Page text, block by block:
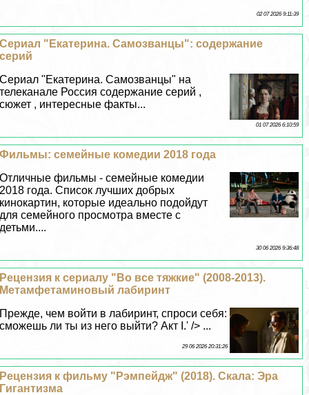
02 07 2026 9:11:39
Сериал "Екатерина. Самозванцы": содержание
серий
Сериал "Екатерина. Самозванцы" на
телеканале Россия содержание серий ,
сюжет , интересные факты...
01 07 2026 6:10:59
Фильмы: семейные комедии 2018 года
Отличные фильмы - семейные комедии
2018 года. Список лучших добрых
кинокартин, которые идеально подойдут
для семейного просмотра вместе с
детьми....
30 06 2026 9:36:48
Рецензия к сериалу "Во все тяжкие" (2008-2013).
Метамфетаминовый лабиринт
Прежде, чем войти в лабиринт, спроси себя:
сможешь ли ты из него выйти? Акт I.' /> ...
29 06 2026 20:31:26
Рецензия к фильму "Рэмпейдж" (2018). Скала: Эра
Гигантизма